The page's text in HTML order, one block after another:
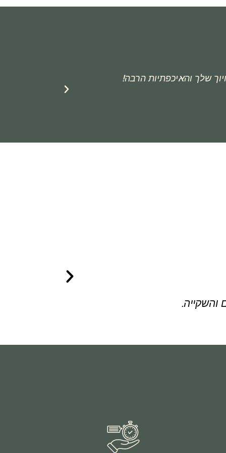
שלך והאיכפתיות הרבה!
והשקייה.